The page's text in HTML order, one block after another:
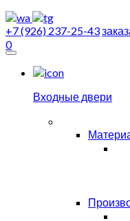
+7 (926) 237-25-43
0
Входные двери